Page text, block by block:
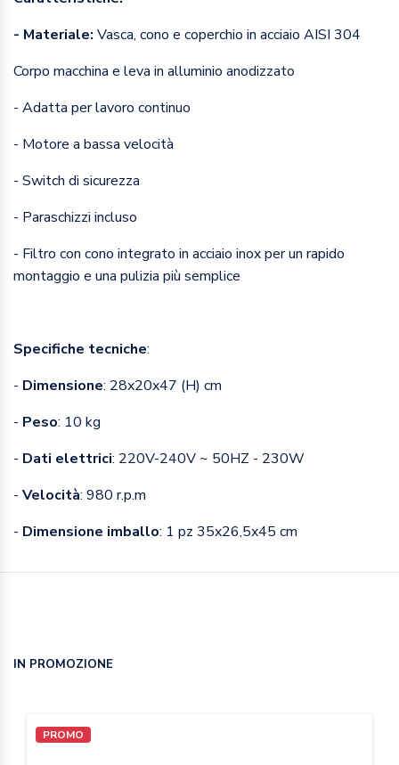
- Materiale: Vasca, cono e coperchio in acciaio AISI 304
Corpo macchina e leva in alluminio anodizzato
- Adatta per lavoro continuo
- Motore a bassa velocità
- Switch di sicurezza
- Paraschizzi incluso
- Filtro con cono integrato in acciaio inox per un rapido
montaggio e una pulizia più semplice
Specifiche tecniche:
- Dimensione: 28x20x47 (H) cm
- Peso: 10 kg
- Dati elettrici: 220V-240V ~ 50HZ - 230W
- Velocità: 980 r.p.m
- Dimensione imballo: 1 pz 35x26,5x45 cm
IN PROMOZIONE
PROMO